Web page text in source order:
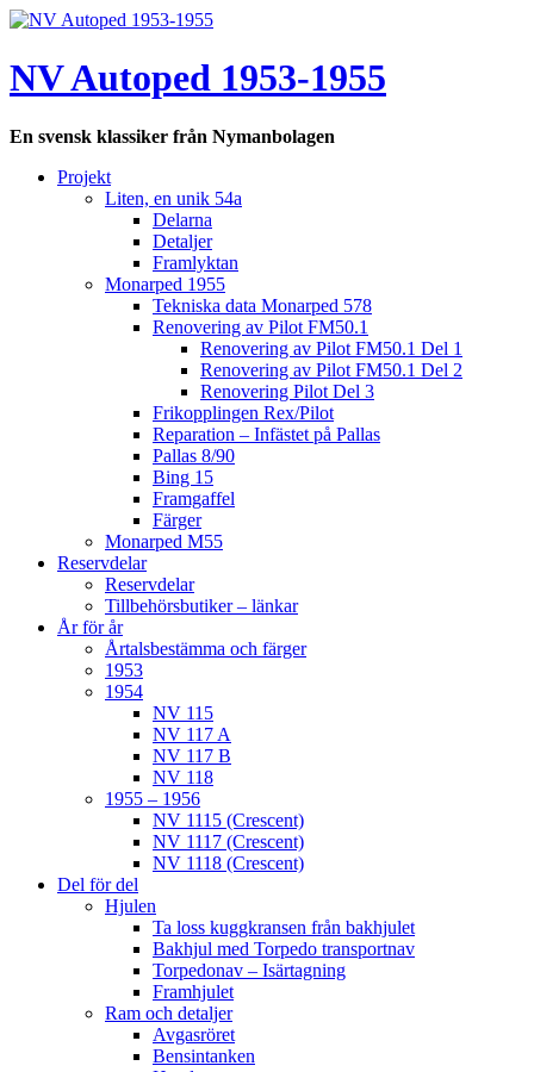
Hoppa
innehåll
NV Autoped 1953-1955
En svensk klassiker från Nymanbolagen
Projekt
Liten, en unik 54a
Delarna
Detaljer
Framlyktan
Monarped 1955
Tekniska data Monarped 578
Renovering av Pilot FM50.1
Renovering av Pilot FM50.1 Del 1
Renovering av Pilot FM50.1 Del 2
Renovering Pilot Del 3
Frikopplingen Rex/Pilot
Reparation – Infästet på Pallas
Pallas 8/90
Bing 15
Framgaffel
Färger
Monarped M55
Reservdelar
Reservdelar
Tillbehörsbutiker – länkar
År för år
Årtalsbestämma och färger
1953
1954
NV 115
NV 117 A
NV 117 B
NV 118
1955 – 1956
NV 1115 (Crescent)
NV 1117 (Crescent)
NV 1118 (Crescent)
Del för del
Hjulen
Ta loss kuggkransen från bakhjulet
Bakhjul med Torpedo transportnav
Torpedonav – Isärtagning
Framhjulet
Ram och detaljer
Avgasröret
Bensintanken